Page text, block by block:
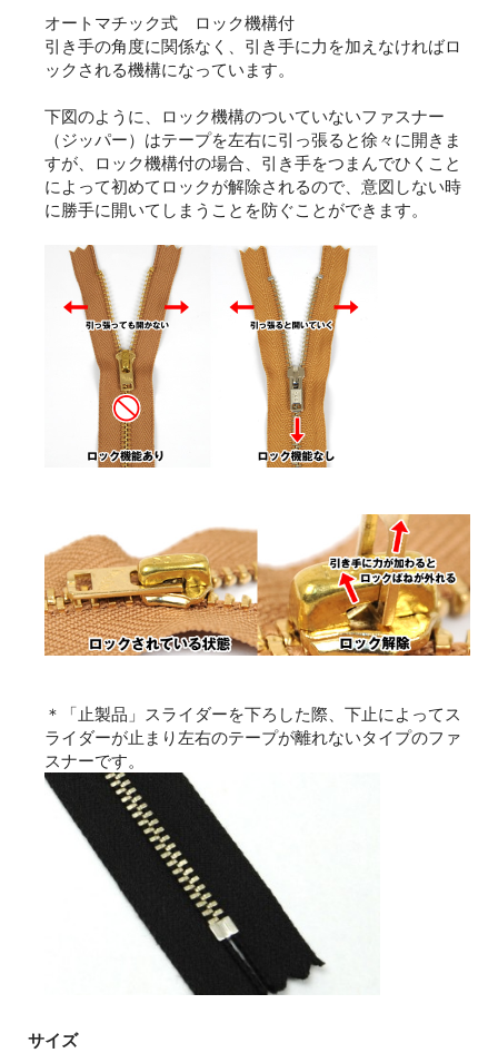
オートマチック式 ロック機構付
引き手の角度に関係なく、引き手に力を加えなければロ
ックされる機構になっています。
下図のように、ロック機構のついていないファスナー
（ジッパー）はテープを左右に引っ張ると徐々に開きま
すが、ロック機構付の場合、引き手をつまんでひくこと
によって初めてロックが解除されるので、意図しない時
に勝手に開いてしまうことを防ぐことができます。
＊「止製品」スライダーを下ろした際、下止によってス
ライダーが止まり左右のテープが離れないタイプのファ
スナーです。
サイズ